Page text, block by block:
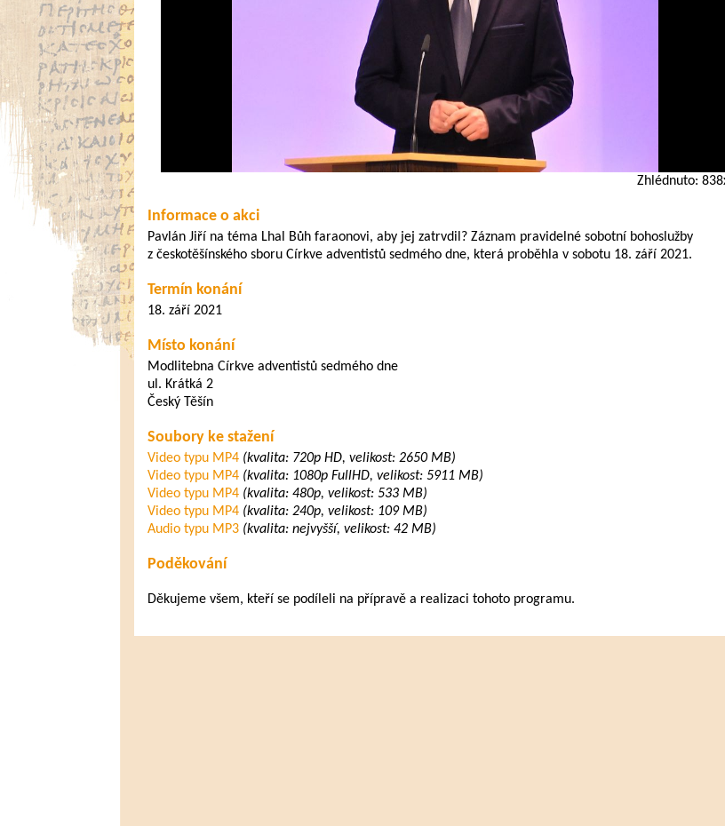
Zhlédnuto:
Informace o akci
Pavlán Jiří na téma Lhal Bůh faraonovi, aby jej zatrvdil? Záznam pravidelné sobotní bohoslužby
z českotěšínského sboru Církve adventistů sedmého dne, která proběhla v sobotu 18. září 2021.
Termín konání
18. září 2021
Místo konání
Modlitebna Církve adventistů sedmého dne
ul. Krátká 2
Český Těšín
Soubory ke stažení
Video typu MP4 (kvalita: 720p HD, velikost: 2650 MB)
Video typu MP4 (kvalita: 1080p FullHD, velikost: 5911 MB)
Video typu MP4 (kvalita: 480p, velikost: 533 MB)
Video typu MP4 (kvalita: 240p, velikost: 109 MB)
Audio typu MP3 (kvalita: nejvyšší, velikost: 42 MB)
Poděkování
Děkujeme všem, kteří se podíleli na přípravě a realizaci tohoto programu.